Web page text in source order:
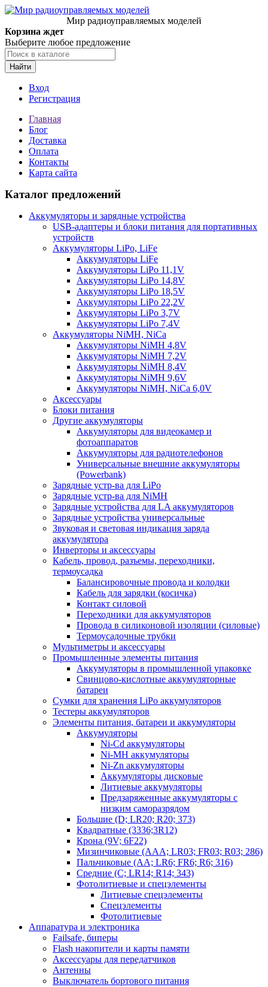
Мир радиоуправляемых моделей
Корзина ждет
Выберите любое предложение
Найти
Вход
Регистрация
Главная
Блог
Доставка
Оплата
Контакты
Карта сайта
Каталог предложений
Аккумуляторы и зарядные устройства
USB-адаптеры и блоки питания для портативных
устройств
Аккумуляторы LiPo, LiFe
Аккумуляторы LiFe
Аккумуляторы LiPo 11,1V
Аккумуляторы LiPo 14,8V
Аккумуляторы LiPo 18,5V
Аккумуляторы LiPo 22,2V
Аккумуляторы LiPo 3,7V
Аккумуляторы LiPo 7,4V
Аккумуляторы NiMH, NiCa
Аккумуляторы NiMH 4,8V
Аккумуляторы NiMH 7,2V
Аккумуляторы NiMH 8,4V
Аккумуляторы NiMH 9,6V
Аккумуляторы NiMH, NiCa 6,0V
Аксессуары
Блоки питания
Другие аккумуляторы
Аккумуляторы для видеокамер и
фотоаппаратов
Аккумуляторы для радиотелефонов
Универсальные внешние аккумуляторы
(Powerbank)
Зарядные устр-ва для LiPo
Зарядные устр-ва для NiMH
Зарядные устройства для LA аккумуляторов
Зарядные устройства универсальные
Звуковая и световая индикация заряда
аккумулятора
Инверторы и аксессуары
Кабель, провод, разъемы, переходники,
термоусадка
Балансировочные провода и колодки
Кабель для зарядки (косичка)
Контакт силовой
Переходники для аккумуляторов
Провода в силиконовой изоляции (силовые)
Термоусадочные трубки
Мультиметры и аксессуары
Промышленные элементы питания
Аккумуляторы в промышленной упаковке
Свинцово-кислотные аккумуляторные
батареи
Сумки для хранения LiPo аккумуляторов
Тестеры аккумуляторов
Элементы питания, батареи и аккумуляторы
Аккумуляторы
Ni-Cd аккумуляторы
Ni-MH аккумуляторы
Ni-Zn аккумуляторы
Аккумуляторы дисковые
Литиевые аккумуляторы
Предзаряженные аккумуляторы с
низким саморазрядом
Большие (D; LR20; R20; 373)
Квадратные (3336;3R12)
Крона (9V; 6F22)
Мизинчиковые (AAA; LR03; FR03; R03; 286)
Пальчиковые (AA; LR6; FR6; R6; 316)
Средние (C; LR14; R14; 343)
Фотолитиевые и спецэлементы
Литиевые спецэлементы
Спецэлементы
Фотолитиевые
Аппаратура и электроника
Failsafe, биперы
Flash накопители и карты памяти
Аксессуары для передатчиков
Антенны
Выключатель бортового питания